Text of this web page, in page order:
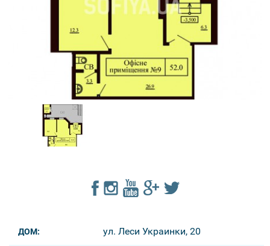
ДОМ: ул. Леси Украинки, 20